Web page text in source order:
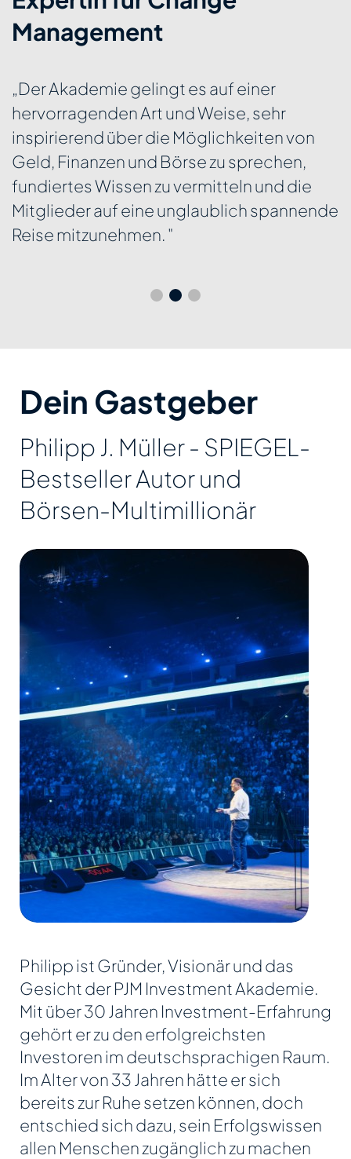
Management
„Der Akademie gelingt es auf einer
hervorragenden Art und Weise, sehr
inspirierend über die Möglichkeiten von
Geld, Finanzen und Börse zu sprechen,
fundiertes Wissen zu vermitteln und die
Mitglieder auf eine unglaublich spannende
Reise mitzunehmen. "
Dein Gastgeber
Philipp J. Müller - SPIEGEL-
Bestseller Autor und
Börsen-Multimillionär
Philipp ist Gründer, Visionär und das
Gesicht der PJM Investment Akademie.
Mit über 30 Jahren Investment-Erfahrung
gehört er zu den erfolgreichsten
Investoren im deutschsprachigen Raum.
Im Alter von 33 Jahren hätte er sich
bereits zur Ruhe setzen können, doch
entschied sich dazu, sein Erfolgswissen
allen Menschen zugänglich zu machen